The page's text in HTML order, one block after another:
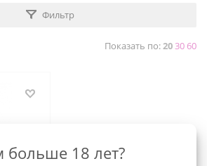
Фильтр
Показать по:203060
больше 18 лет?